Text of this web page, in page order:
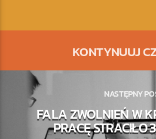
KONTYNUUJ
NASTĘPNY
FALA ZWOLNIEŃ W
PRACĘ